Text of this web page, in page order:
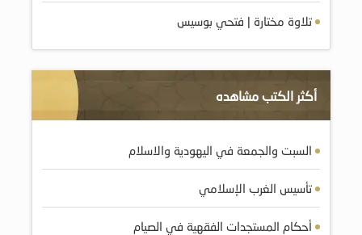
تلاوة مختارة | فتحي بوسيس
أكثر الكتب مشاهده
السبت والجمعة في اليهودية والاسلام
تأسيس الغرب الإسلامي
أحكام المستجدات الفقهية في الصيام